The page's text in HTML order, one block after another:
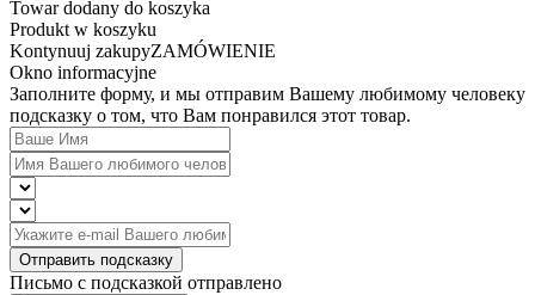
Towar dodany do koszyka
Produkt w koszyku
Kontynuuj zakupyZAMÓWIENIE
Okno informacyjne
Заполните форму, и мы отправим Вашему любимому человеку
подсказку о том, что Вам понравился этот товар.
Отправить подсказку
Письмо с подсказкой отправлено